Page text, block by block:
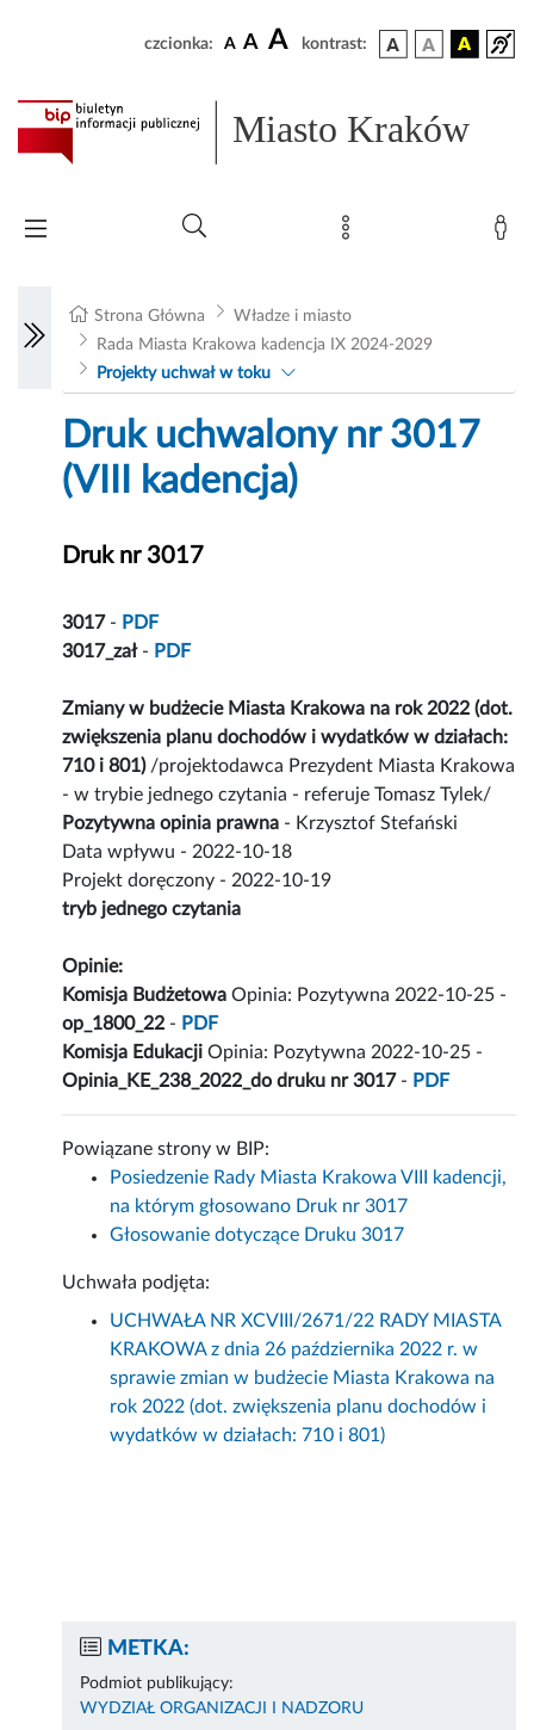
czcionka: A A A kontrast:
Miasto Kraków
Strona Główna
Władze i miasto
Rada Miasta Krakowa kadencja IX 2024-2029
Projekty uchwał w toku
Druk uchwalony nr 3017
(VIII kadencja)
Druk nr 3017
3017- PDF
3017_zał- PDF
Zmiany w budżecie Miasta Krakowa na rok 2022 (dot.
zwiększenia planu dochodów i wydatków w działach:
710 i 801)/projektodawca Prezydent Miasta Krakowa
- w trybie jednego czytania - referuje Tomasz Tylek/
Pozytywna opinia prawna - Krzysztof Stefański
Data wpływu - 2022-10-18
Projekt doręczony - 2022-10-19
tryb jednego czytania
Opinie:
Komisja Budżetowa Opinia: Pozytywna 2022-10-25 -
op_1800_22 - PDF
Komisja Edukacji Opinia: Pozytywna 2022-10-25 -
Opinia_KE_238_2022_do druku nr 3017- PDF
Powiązane strony w BIP:
Posiedzenie Rady Miasta Krakowa VIII kadencji,
na którym głosowano Druk nr 3017
Głosowanie dotyczące Druku 3017
Uchwała podjęta:
UCHWAŁA NR XCVIII/2671/22 RADY MIASTA
KRAKOWA z dnia 26 października 2022 r. w
sprawie zmian w budżecie Miasta Krakowa na
rok 2022 (dot. zwiększenia planu dochodów i
wydatków w działach: 710 i 801)
METKA:
Podmiot publikujący:
WYDZIAŁ ORGANIZACJI I NADZORU